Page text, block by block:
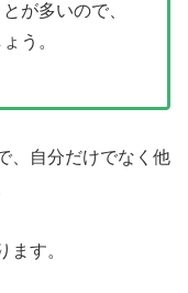
が多いので、
う。
、自分だけでなく他
ます。